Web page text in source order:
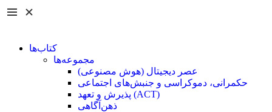
کتاب‌ها
مجموعه‌ها
عصر دیجیتال (هوش مصنوعی)
حکمرانی، دموکراسی و جنبش‌های اجتماعی
پذیرش و تعهد (ACT)
ذهن‌آگاهی